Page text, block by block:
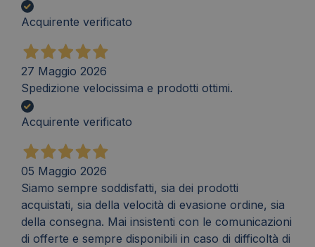
Acquirente verificato
27 Maggio 2026
Spedizione velocissima e prodotti ottimi.
Acquirente verificato
05 Maggio 2026
Siamo sempre soddisfatti, sia dei prodotti
acquistati, sia della velocità di evasione ordine, sia
della consegna. Mai insistenti con le comunicazioni
di offerte e sempre disponibili in caso di difficoltà di